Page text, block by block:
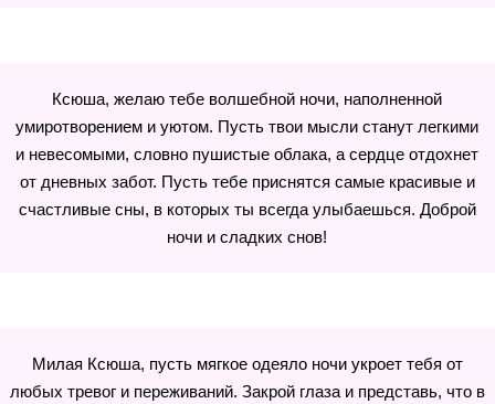
Ксюша, желаю тебе волшебной ночи, наполненной
умиротворением и уютом. Пусть твои мысли станут легкими
и невесомыми, словно пушистые облака, а сердце отдохнет
от дневных забот. Пусть тебе приснятся самые красивые и
счастливые сны, в которых ты всегда улыбаешься. Доброй
ночи и сладких снов!
Милая Ксюша, пусть мягкое одеяло ночи укроет тебя от
любых тревог и переживаний. Закрой глаза и представь, что в